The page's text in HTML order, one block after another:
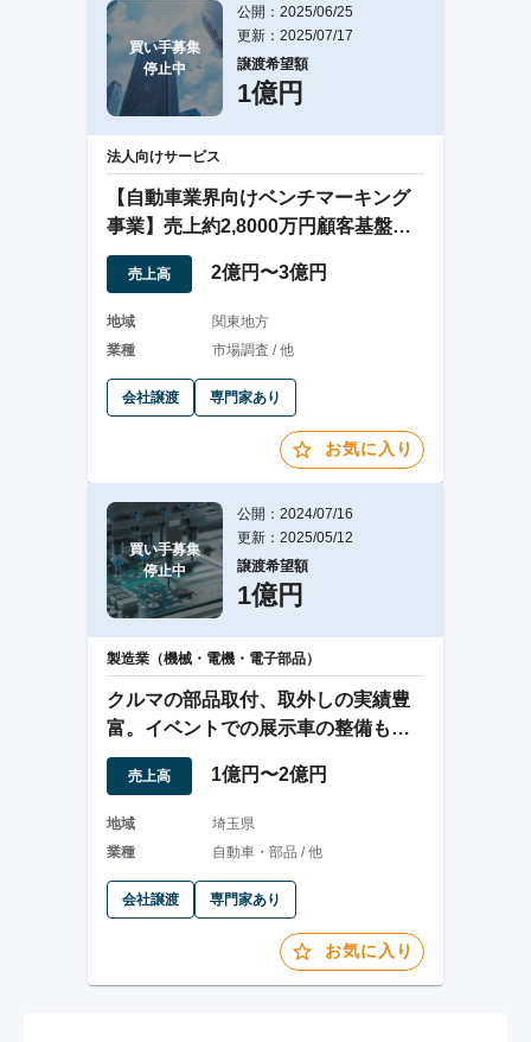
買い手募集
停止中
公開：2025/06/25
更新：2025/07/17
譲渡希望額
1億円
法人向けサービス
【自動車業界向けベンチマーキング
事業】売上約2,8000万円顧客基盤を
持つ企業
売上高 2億円〜3億円
地域
関東地方
業種
市場調査 / 他
会社譲渡 専門家あり
お気に入り
買い手募集
停止中
公開：2024/07/16
更新：2025/05/12
譲渡希望額
1億円
製造業（機械・電機・電子部品）
クルマの部品取付、取外しの実績豊
富。イベントでの展示車の整備も対
応可能。
売上高 1億円〜2億円
地域
埼玉県
業種
自動車・部品 / 他
会社譲渡 専門家あり
お気に入り